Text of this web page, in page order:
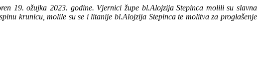
19. ožujka 2023. godine. Vjernici župe bl.Alojzija Stepinca molili su slavna
krunicu, molile su se i litanije bl.Alojzija Stepinca te molitva za proglašenje